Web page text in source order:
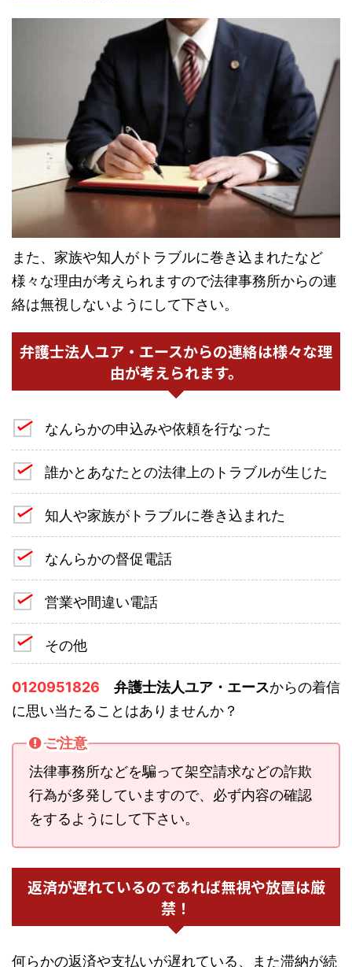
また、家族や知人がトラブルに巻き込まれたなど
様々な理由が考えられますので法律事務所からの連
絡は無視しないようにして下さい。
弁護士法人ユア・エースからの連絡は様々な理
由が考えられます。
なんらかの申込みや依頼を行なった
誰かとあなたとの法律上のトラブルが生じた
知人や家族がトラブルに巻き込まれた
なんらかの督促電話
営業や間違い電話
その他
0120951826 弁護士法人ユア・エースからの着信
に思い当たることはありませんか？
ご注意
法律事務所などを騙って架空請求などの詐欺
行為が多発していますので、必ず内容の確認
をするようにして下さい。
返済が遅れているのであれば無視や放置は厳
禁！
何らかの返済や支払いが遅れている、また滞納が続